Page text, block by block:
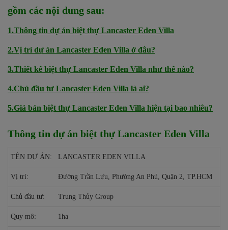
gồm các nội dung sau:
1.Thông tin dự án biệt thự Lancaster Eden Villa
2.Vị trí dự án Lancaster Eden Villa ở đâu?
3.Thiết kế biệt thự Lancaster Eden Villa như thế nào?
4.Chủ đầu tư Lancaster Eden Villa là ai?
5.Giá bán biệt thự Lancaster Eden Villa hiện tại bao nhiêu?
Thông tin dự án biệt thự Lancaster Eden Villa
TÊN DỰ ÁN: LANCASTER EDEN VILLA
Vị trí: Đường Trần Lựu, Phường An Phú, Quận 2, TP.HCM
Chủ đầu tư: Trung Thủy Group
Quy mô: 1ha